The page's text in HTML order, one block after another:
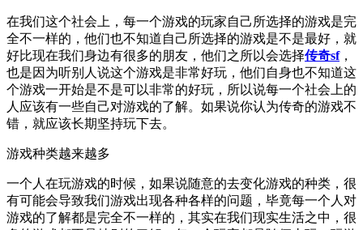
在我们这个社会上，每一个游戏的玩家自己所选择的游戏是完
全不一样的，他们也不知道自己所选择的游戏是不是最好，就
好比现在我们身边有很多的朋友，他们之所以会选择传奇sf，
也是因为听别人说这个游戏是非常好玩，他们自身也不知道这
个游戏一开始是不是可以非常的好玩，所以说每一个社会上的
人应该有一些自己对游戏的了解。如果说你认为传奇的游戏不
错，就应该长期坚持玩下去。
游戏种类越来越多
一个人在玩游戏的时候，如果说随意的去变化游戏的种类，很
有可能会导致我们游戏出现各种各样的问题，毕竟每一个人对
游戏的了解都是完全不一样的，其实在我们现实生活之中，很